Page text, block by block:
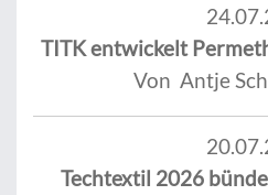
TITK entwickelt
Von Antje
Techtextil 2026